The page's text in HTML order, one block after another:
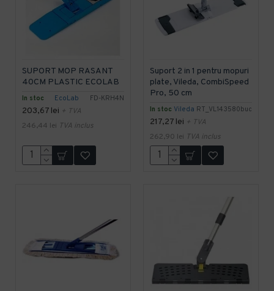
In stoc EcoLab FD-KRH4N
SUPORT MOP RASANT
40CM PLASTIC ECOLAB
203,67 lei + TVA
246,44 lei TVA inclus
In stoc Vileda RT_VL143580buc
Suport 2 in 1 pentru mopuri
plate, Vileda, CombiSpeed
Pro, 50 cm
217,27 lei + TVA
262,90 lei TVA inclus